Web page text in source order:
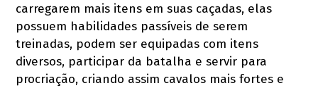
carregarem mais itens em suas caçadas, elas
possuem habilidades passíveis de serem
treinadas, podem ser equipadas com itens
diversos, participar da batalha e servir para
procriação, criando assim cavalos mais fortes e